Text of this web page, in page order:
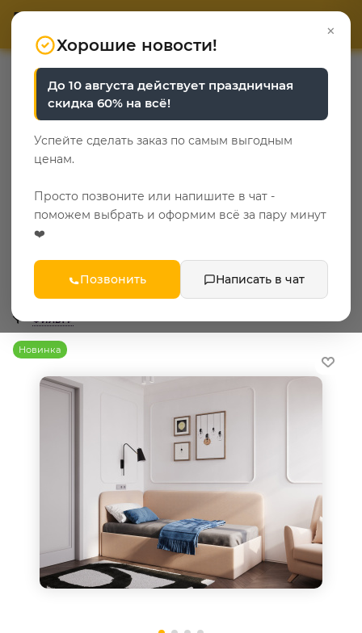
0
Детские односпальные
кровати
Главная — Каталог — Детская мебель — Детские кровати —
Детские односпальные кровати
Популярные категории
сонома
ФИЛЬТР
Новинка
×
Хорошие новости!
До 10 августа действует праздничная
скидка 60% на всё!
Успейте сделать заказ по самым выгодным
ценам.
Просто позвоните или напишите в чат -
поможем выбрать и оформим всё за пару минут
❤️
Позвонить Написать в чат